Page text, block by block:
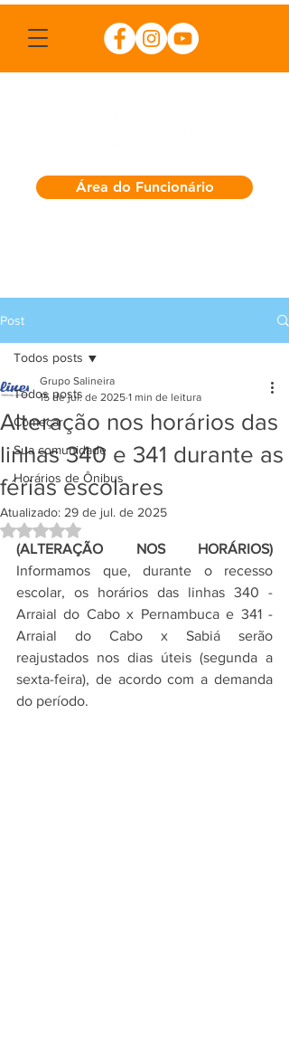
Área do Funcionário
Post
Todos posts
Começar
Sua comunidade
Horários de Ônibus
Todos posts
Alteração nos horários das
linhas 340 e 341 durante as
férias escolares
Grupo Salineira
15 de jul. de 2025 1 min de leitura
Atualizado: 29 de jul. de 2025
Avaliado com NaN de 5 estrelas.
(ALTERAÇÃO NOS HORÁRIOS)
Informamos que, durante o recesso
escolar, os horários das linhas 340 -
Arraial do Cabo x Pernambuca e 341 -
Arraial do Cabo x Sabiá serão
reajustados nos dias úteis (segunda a
sexta-feira), de acordo com a demanda
do período.